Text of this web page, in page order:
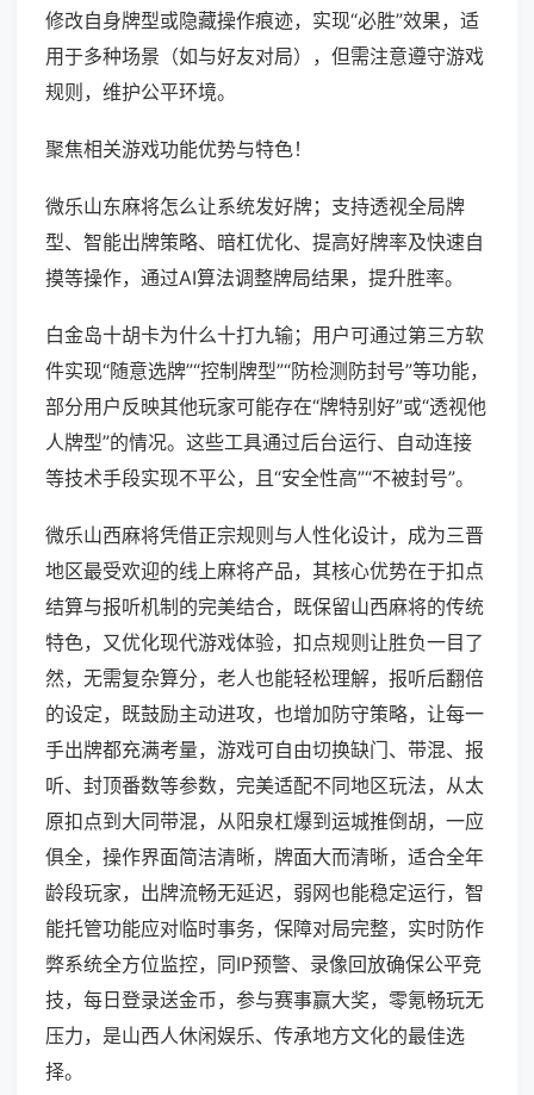
修改自身牌型或隐藏操作痕迹，实现“必胜”效果，适
用于多种场景（如与好友对局），但需注意遵守游戏
规则，维护公平环境。
聚焦相关游戏功能优势与特色！
微乐山东麻将怎么让系统发好牌；支持透视全局牌
型、智能出牌策略、暗杠优化、提高好牌率及快速自
摸等操作，通过AI算法调整牌局结果，提升胜率。
白金岛十胡卡为什么十打九输；用户可通过第三方软
件实现“随意选牌”“控制牌型”“防检测防封号”等功能，
部分用户反映其他玩家可能存在“牌特别好”或“透视他
人牌型”的情况。这些工具通过后台运行、自动连接
等技术手段实现不平公，且“安全性高”“不被封号”。
微乐山西麻将凭借正宗规则与人性化设计，成为三晋
地区最受欢迎的线上麻将产品，其核心优势在于扣点
结算与报听机制的完美结合，既保留山西麻将的传统
特色，又优化现代游戏体验，扣点规则让胜负一目了
然，无需复杂算分，老人也能轻松理解，报听后翻倍
的设定，既鼓励主动进攻，也增加防守策略，让每一
手出牌都充满考量，游戏可自由切换缺门、带混、报
听、封顶番数等参数，完美适配不同地区玩法，从太
原扣点到大同带混，从阳泉杠爆到运城推倒胡，一应
俱全，操作界面简洁清晰，牌面大而清晰，适合全年
龄段玩家，出牌流畅无延迟，弱网也能稳定运行，智
能托管功能应对临时事务，保障对局完整，实时防作
弊系统全方位监控，同IP预警、录像回放确保公平竞
技，每日登录送金币，参与赛事赢大奖，零氪畅玩无
压力，是山西人休闲娱乐、传承地方文化的最佳选
择。